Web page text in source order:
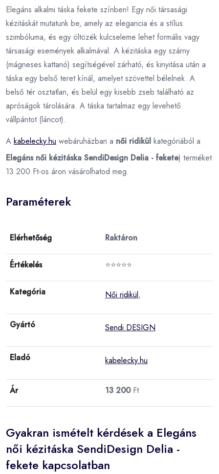
Elegáns alkalmi táska fekete színben! Egy női társasági
kézitáskát mutatunk be, amely az elegancia és a stílus
szimbóluma, és egy öltözék kulcseleme lehet formális vagy
társasági események alkalmával. A kézitáska egy szárny
(mágneses kattanó) segítségével zárható, és kinyitása után a
táska egy belső teret kínál, amelyet szövettel bélelnek. A
belső tér osztatlan, és belül egy kisebb zseb található az
apróságok tárolására. A táska tartalmaz egy levehető
vállpántot (láncot).
A kabelecky.hu webáruházban a női ridikül kategóriából a
Elegáns női kézitáska SendiDesign Delia - fekete) terméket
13 200 Ft-os áron vásárolhatod meg.
Paraméterek
Elérhetőség Raktáron
Értékelés ⭐⭐⭐⭐⭐
Kategória Női ridikül,
Gyártó Sendi DESIGN
Eladó kabelecky.hu
Ár 13 200Ft
Gyakran ismételt kérdések a Elegáns
női kézitáska SendiDesign Delia -
fekete kapcsolatban